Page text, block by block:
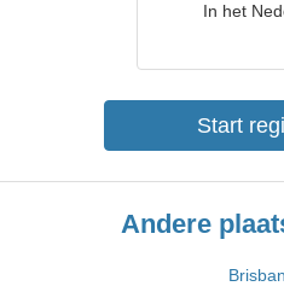
In het
Start
Andere